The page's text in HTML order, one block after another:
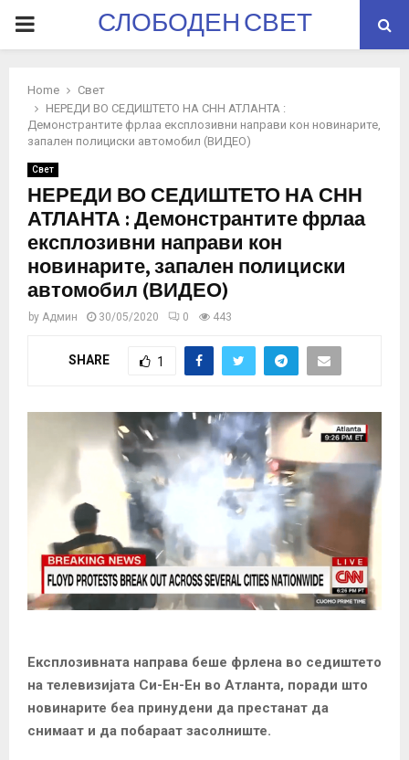
PRIMARYСЛОБОДЕН СВЕТ
Home
Свет
НЕРЕДИ ВО СЕДИШТЕТО НА СНН АТЛАНТА :
Демонстрантите фрлаа експлозивни направи кон новинарите,
запален полициски автомобил (ВИДЕО)
Свет
НЕРЕДИ ВО СЕДИШТЕТО НА СНН
АТЛАНТА : Демонстрантите фрлаа
експлозивни направи кон
новинарите, запален полициски
автомобил (ВИДЕО)
by Админ 30/05/2020 0 443
SHARE 1
Експлозивната направа беше фрлена во седиштето
на телевизијата Си-Ен-Ен во Атланта, поради што
новинарите беа принудени да престанат да
снимаат и да побараат засолниште.